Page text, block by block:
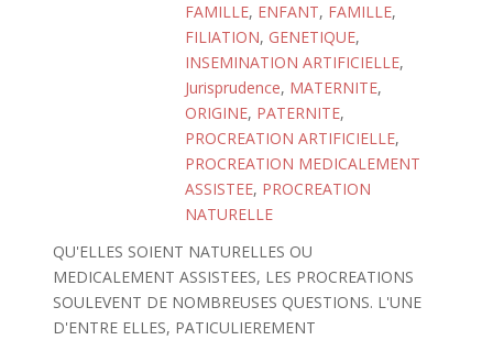
FAMILLE, ENFANT, FAMILLE,
FILIATION, GENETIQUE,
INSEMINATION ARTIFICIELLE,
Jurisprudence, MATERNITE,
ORIGINE, PATERNITE,
PROCREATION ARTIFICIELLE,
PROCREATION MEDICALEMENT
ASSISTEE, PROCREATION
NATURELLE
QU'ELLES SOIENT NATURELLES OU
MEDICALEMENT ASSISTEES, LES PROCREATIONS
SOULEVENT DE NOMBREUSES QUESTIONS. L'UNE
D'ENTRE ELLES, PATICULIEREMENT